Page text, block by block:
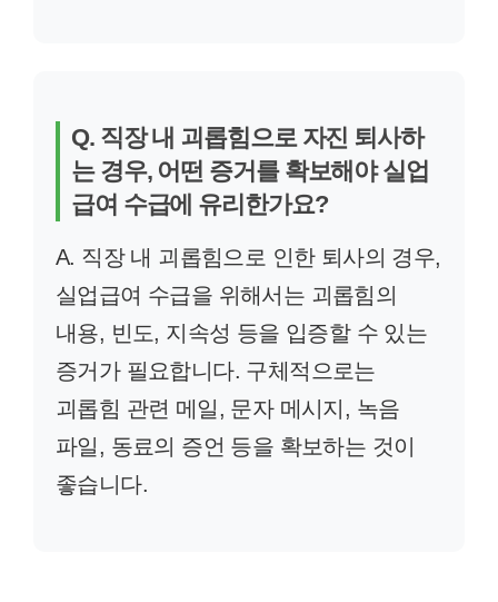
Q. 직장 내 괴롭힘으로 자진 퇴사하
는 경우, 어떤 증거를 확보해야 실업
급여 수급에 유리한가요?
A. 직장 내 괴롭힘으로 인한 퇴사의 경우,
실업급여 수급을 위해서는 괴롭힘의
내용, 빈도, 지속성 등을 입증할 수 있는
증거가 필요합니다. 구체적으로는
괴롭힘 관련 메일, 문자 메시지, 녹음
파일, 동료의 증언 등을 확보하는 것이
좋습니다.